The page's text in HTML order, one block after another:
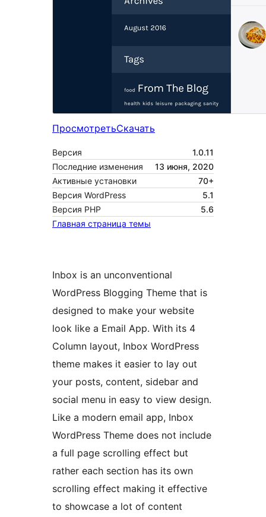
ПросмотретьСкачать
Версия
1.0.11
Последние изменения
13 июня, 2020
Активные установки
70+
Версия WordPress
5.1
Версия PHP
5.6
Главная страница темы
Inbox is an unconventional
WordPress Blogging Theme that is
designed to make your website
look like a Email App. With its 4
Column layout, Inbox WordPress
theme makes it easier to lay out
your posts, content, sidebar and
social menu in easy to view design.
Like a modern email app, Inbox
WordPress Theme does not include
a full page scrolling effect but
rather each section has its own
scrolling effect making it effective
to showcase a lot of content